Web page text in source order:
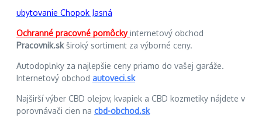
ubytovanie Chopok Jasná
Ochranné pracovné pomôckyinternetový obchod
Pracovnik.skširoký sortiment za výborné ceny.
Autodoplnky za najlepšie ceny priamo do vašej garáže.
Internetový obchod autoveci.sk
Najširší výber CBD olejov, kvapiek a CBD kozmetiky nájdete v
porovnávači cien na cbd-obchod.sk